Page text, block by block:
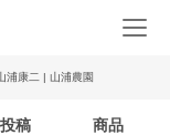
浦康二 | 山浦農園
稿 商品